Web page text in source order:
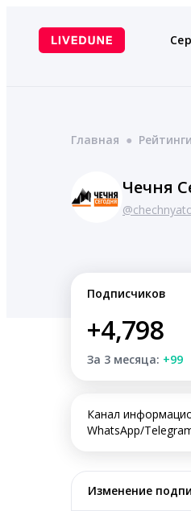
содержимому
Главная ● Рейтинги
Чечня
Подписчиков
+4,798
За 3 месяца: +99
Канал
WhatsApp/
Изменение